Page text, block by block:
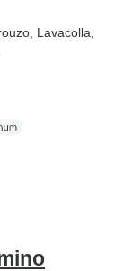
, Lavacolla